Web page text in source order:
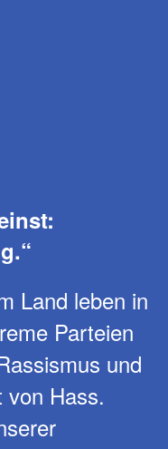
Land leben in
Parteien
und
von Hass.